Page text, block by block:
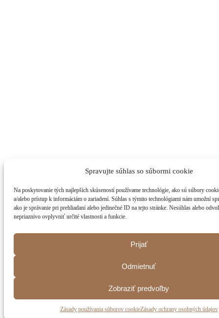
Spravujte súhlas so súbormi cookie
Na poskytovanie tých najlepších skúseností používame technológie, ako sú súbory
a/alebo prístup k informáciám o zariadení. Súhlas s týmito technológiami nám umožní
ako je správanie pri prehliadaní alebo jedinečné ID na tejto stránke. Nesúhlas alebo
nepriaznivo ovplyvniť určité vlastnosti a funkcie.
Prijať
Odmietnuť
Zobraziť predvoľby
Zásady používania súborov cookieZásady ochrany osobných údajov